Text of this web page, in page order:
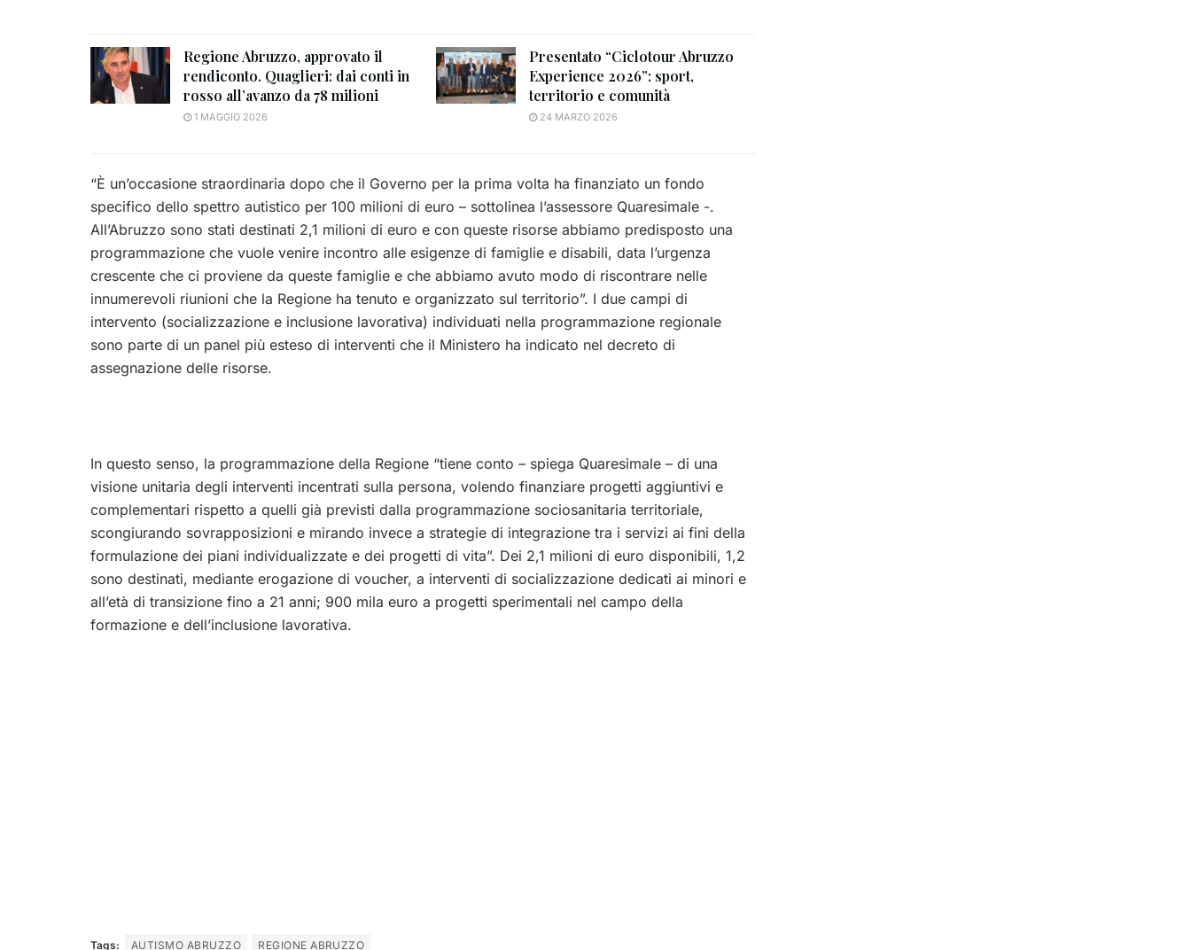
Regione Abruzzo, approvato il
rendiconto. Quaglieri: dai conti in
rosso all’avanzo da 78 milioni
1 MAGGIO 2026
Presentato “Ciclotour Abruzzo
Experience 2026”: sport,
territorio e comunità
24 MARZO 2026
“È un’occasione straordinaria dopo che il Governo per la prima volta ha finanziato un fondo
specifico dello spettro autistico per 100 milioni di euro – sottolinea l’assessore Quaresimale -.
All’Abruzzo sono stati destinati 2,1 milioni di euro e con queste risorse abbiamo predisposto una
programmazione che vuole venire incontro alle esigenze di famiglie e disabili, data l’urgenza
crescente che ci proviene da queste famiglie e che abbiamo avuto modo di riscontrare nelle
innumerevoli riunioni che la Regione ha tenuto e organizzato sul territorio”. I due campi di
intervento (socializzazione e inclusione lavorativa) individuati nella programmazione regionale
sono parte di un panel più esteso di interventi che il Ministero ha indicato nel decreto di
assegnazione delle risorse.
In questo senso, la programmazione della Regione “tiene conto – spiega Quaresimale – di una
visione unitaria degli interventi incentrati sulla persona, volendo finanziare progetti aggiuntivi e
complementari rispetto a quelli già previsti dalla programmazione sociosanitaria territoriale,
scongiurando sovrapposizioni e mirando invece a strategie di integrazione tra i servizi ai fini della
formulazione dei piani individualizzate e dei progetti di vita”. Dei 2,1 milioni di euro disponibili, 1,2
sono destinati, mediante erogazione di voucher, a interventi di socializzazione dedicati ai minori e
all’età di transizione fino a 21 anni; 900 mila euro a progetti sperimentali nel campo della
formazione e dell’inclusione lavorativa.
Tags: AUTISMO ABRUZZO REGIONE ABRUZZO